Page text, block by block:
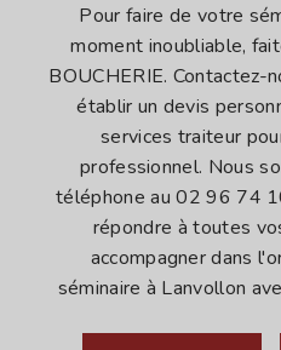
Pour faire de votre
moment inoubliable,
BOUCHERIE. Contactez-
établir un devis
services traiteur
professionnel. Nous
téléphone au 02 96 74
répondre à toutes
accompagner dans
séminaire à Lanvollon